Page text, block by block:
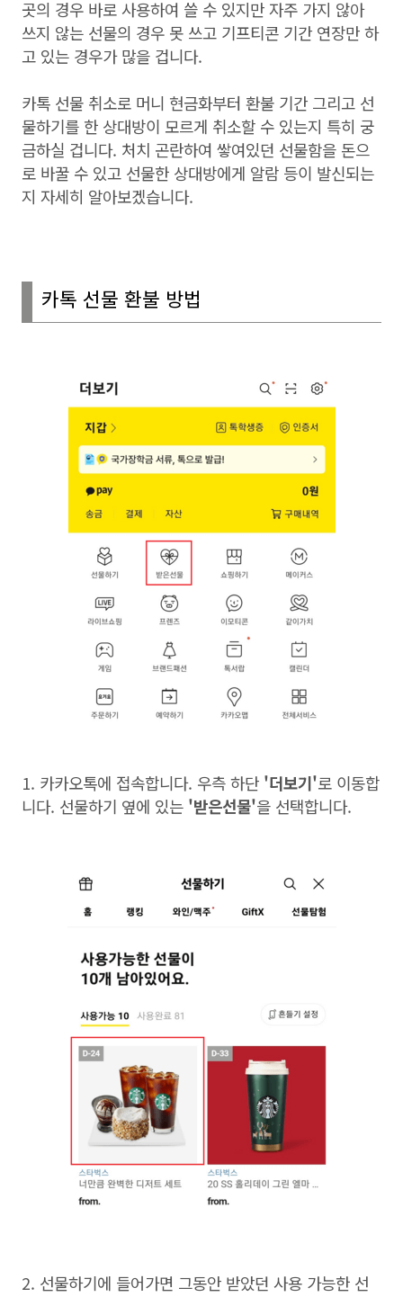
곳의 경우 바로 사용하여 쓸 수 있지만 자주 가지 않아
쓰지 않는 선물의 경우 못 쓰고 기프티콘 기간 연장만 하
고 있는 경우가 많을 겁니다.
카톡 선물 취소로 머니 현금화부터 환불 기간 그리고 선
물하기를 한 상대방이 모르게 취소할 수 있는지 특히 궁
금하실 겁니다. 처치 곤란하여 쌓여있던 선물함을 돈으
로 바꿀 수 있고 선물한 상대방에게 알람 등이 발신되는
지 자세히 알아보겠습니다.
카톡 선물 환불 방법
1. 카카오톡에 접속합니다. 우측 하단 '더보기'로 이동합
니다. 선물하기 옆에 있는 '받은선물'을 선택합니다.
2. 선물하기에 들어가면 그동안 받았던 사용 가능한 선